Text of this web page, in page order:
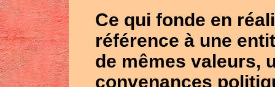
Ce qui fonde en
référence à une
de mêmes valeurs,
convenances